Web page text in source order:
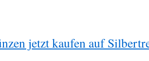
jetzt kaufen auf